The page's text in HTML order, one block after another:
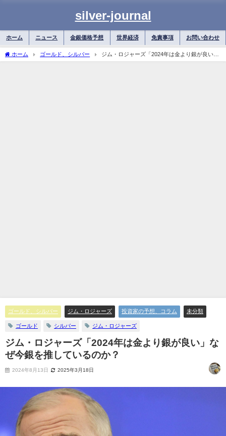
silver-journal
ホーム ニュース 金銀価格予想 世界経済 免責事項 お問い合わせ
ホーム ゴールド、シルバー
ジム・ロジャーズ「2024年は金より銀が良い」
なぜ今銀を推しているのか？
ゴールド、シルバー ジム・ロジャーズ 投資家の予想、コラム 未分類
ゴールド シルバー ジム・ロジャーズ
ジム・ロジャーズ「2024年は金より銀が良い」な
ぜ今銀を推しているのか？
2024年8月13日 2025年3月18日